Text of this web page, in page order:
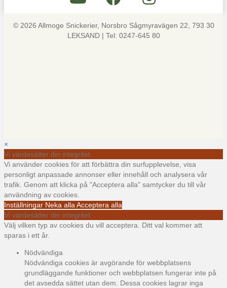
© 2026 Allmoge Snickerier, Norsbro Sågmyravägen 22, 793 30
LEKSAND | Tel: 0247-645 80
×
Vi värdesätter din integritet
Vi använder cookies för att förbättra din surfupplevelse, visa
personligt anpassade annonser eller innehåll och analysera vår
trafik. Genom att klicka på "Acceptera alla" samtycker du till vår
användning av cookies.
Inställningar Neka alla Acceptera alla
Vi värdesätter din integritet
Välj vilken typ av cookies du vill acceptera. Ditt val kommer att
sparas i ett år.
Nödvändiga
Nödvändiga cookies är avgörande för webbplatsens
grundläggande funktioner och webbplatsen fungerar inte på
det avsedda sättet utan dem. Dessa cookies lagrar inga